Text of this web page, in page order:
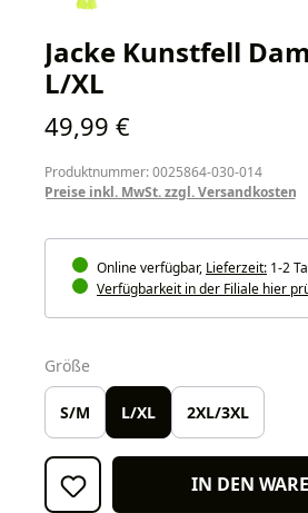
Jacke Kunstfell
L/XL
Regulärer Preis:
49,99 €
Produktnummer: 0025864-030-014
Preise inkl. MwSt. zzgl. Versandkosten
Online verfügbar, Lieferzeit: 1-2
Verfügbarkeit in der Filiale hier
Größe
S/M L/XL 2XL/3XL
IN DEN